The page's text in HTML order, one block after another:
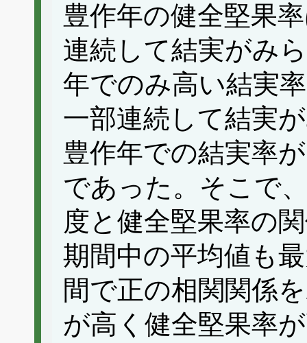
豊作年の健全堅果
連続して結実がみ
年でのみ高い結実
一部連続して結実
豊作年での結実率
であった。そこで
度と健全堅果率の
期間中の平均値も
間で正の相関関係
が高く健全堅果率